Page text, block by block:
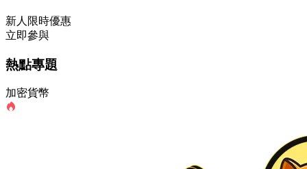
新人限時優惠
立即參與
熱點專題
加密貨幣